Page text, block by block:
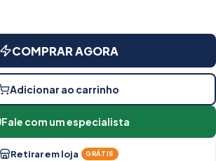
COMPRAR AGORA
Adicionar ao carrinho
Fale com um especialista
Retirar em loja GRÁTIS